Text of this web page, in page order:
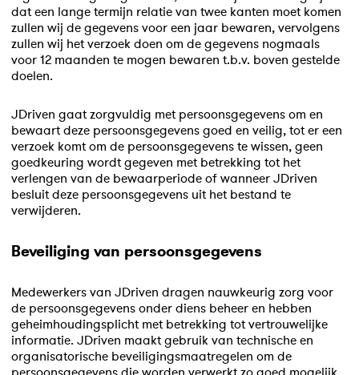
dat een lange termijn relatie van twee kanten moet komen
zullen wij de gegevens voor een jaar bewaren, vervolgens
zullen wij het verzoek doen om de gegevens nogmaals
voor 12 maanden te mogen bewaren t.b.v. boven gestelde
doelen.
JDriven gaat zorgvuldig met persoonsgegevens om en
bewaart deze persoonsgegevens goed en veilig, tot er een
verzoek komt om de persoonsgegevens te wissen, geen
goedkeuring wordt gegeven met betrekking tot het
verlengen van de bewaarperiode of wanneer JDriven
besluit deze persoonsgegevens uit het bestand te
verwijderen.
Beveiliging van persoonsgegevens
Medewerkers van JDriven dragen nauwkeurig zorg voor
de persoonsgegevens onder diens beheer en hebben
geheimhoudingsplicht met betrekking tot vertrouwelijke
informatie. JDriven maakt gebruik van technische en
organisatorische beveiligingsmaatregelen om de